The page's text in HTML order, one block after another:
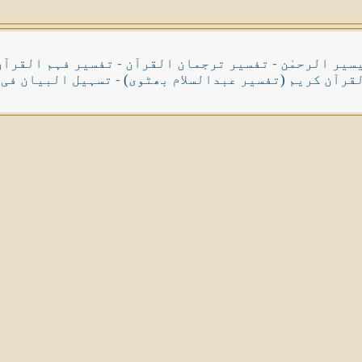
الرحمٰن - تفسیر ترجمان القرآن - تفسیر فہم
کریم (تفسیر عبدالسلام بھٹوی) - تسہیل البیان